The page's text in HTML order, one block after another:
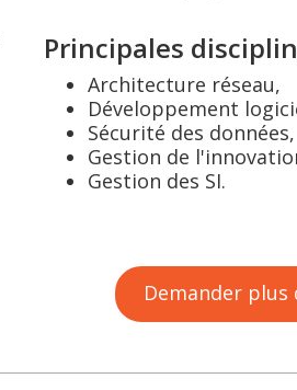
Principales
Architecture réseau,
Développement
Sécurité des données,
Gestion de
Gestion des SI.
Demander plus